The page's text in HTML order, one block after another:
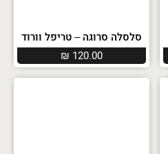
סלסלה סרוגה – טריפל וורוד
₪ 120.00